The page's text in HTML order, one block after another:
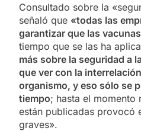
Consultado sobre la
señaló que «todas las
garantizar que las
tiempo que se las ha
más sobre la seguridad a
que ver con la
organismo, y eso sólo se
tiempo; hasta el momento
están publicadas provocó
graves».